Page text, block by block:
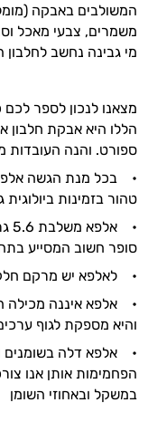
המשולבים באבקה
משמרים, צבעי מאכל
מי גבינה נחשב
מצאנו לנכון לספר
הללו היא אבקת חלבון
ספורט. והנה העובדות
טהור בזמינות
• אלפא משלבת 5.6 גרם של חומצות אמינו מסוג
סופר חשוב המסייע
• לאלפא יש מרקם
• אלפא איננה מכילה
והיא מספקת לגוף
• אלפא דלה בשומנים
הפחמימות אותן אנו
במשקל ובאחוזי השומן
זה הזמן